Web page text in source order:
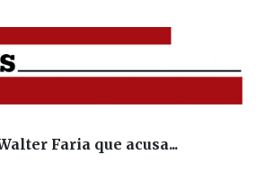
Faria que acusa...